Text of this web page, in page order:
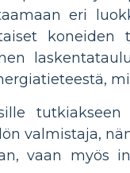
eri
koneiden
valmistaja,
vaan myös